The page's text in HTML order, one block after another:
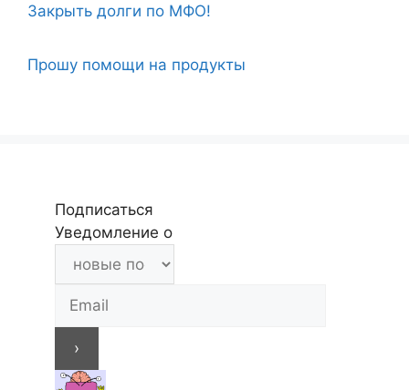
Закрыть долги по МФО!
Прошу помощи на продукты
Подписаться
Уведомление о